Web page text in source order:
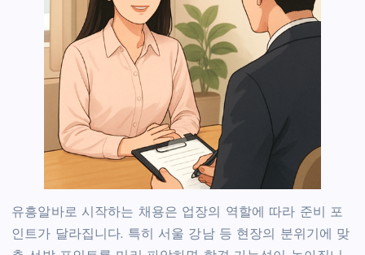
유흥알바로 시작하는 채용은 업장의 역할에 따라 준비 포
인트가 달라집니다. 특히 서울 강남 등 현장의 분위기에 맞